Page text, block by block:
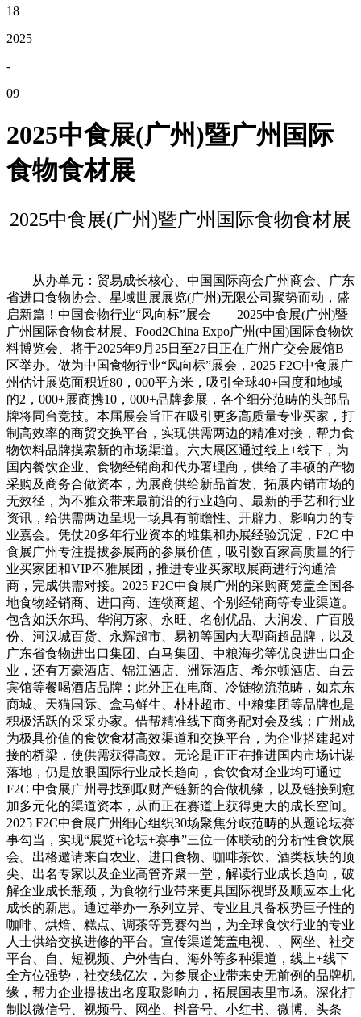
18
2025
-
09
2025中食展(广州)暨广州国际
食物食材展
2025中食展(广州)暨广州国际食物食材展
从办单元：贸易成长核心、中国国际商会广州商会、广东
省进口食物协会、星域世展展览(广州)无限公司聚势而动，盛
启新篇！中国食物行业“风向标”展会——2025中食展(广州)暨
广州国际食物食材展、Food2China Expo广州(中国)国际食物饮
料博览会、将于2025年9月25日至27日正在广州广交会展馆B
区举办。做为中国食物行业“风向标”展会，2025 F2C中食展广
州估计展览面积近80，000平方米，吸引全球40+国度和地域
的2，000+展商携10，000+品牌参展，各个细分范畴的头部品
牌将同台竞技。本届展会旨正在吸引更多高质量专业买家，打
制高效率的商贸交换平台，实现供需两边的精准对接，帮力食
物饮料品牌摸索新的市场渠道。六大展区通过线上+线下，为
国内餐饮企业、食物经销商和代办署理商，供给了丰硕的产物
采购及商务合做资本，为展商供给新品首发、拓展内销市场的
无效径，为不雅众带来最前沿的行业趋向、最新的手艺和行业
资讯，给供需两边呈现一场具有前瞻性、开辟力、影响力的专
业嘉会。凭仗20多年行业资本的堆集和办展经验沉淀，F2C 中
食展广州专注提拔参展商的参展价值，吸引数百家高质量的行
业买家团和VIP不雅展团，推进专业买家取展商进行沟通洽
商，完成供需对接。2025 F2C中食展广州的采购商笼盖全国各
地食物经销商、进口商、连锁商超、个别经销商等专业渠道。
包含如沃尔玛、华润万家、永旺、名创优品、大润发、广百股
份、河汉城百货、永辉超市、易初等国内大型商超品牌，以及
广东省食物进出口集团、白马集团、中粮海劣等优良进出口企
业，还有万豪酒店、锦江酒店、洲际酒店、希尔顿酒店、白云
宾馆等餐喝酒店品牌；此外正在电商、冷链物流范畴，如京东
商城、天猫国际、盒马鲜生、朴朴超市、中粮集团等品牌也是
积极活跃的采采办家。借帮精准线下商务配对会及线；广州成
为极具价值的食饮食材高效渠道和交换平台，为企业搭建起对
接的桥梁，使供需获得高效。无论是正正在推进国内市场计谋
落地，仍是放眼国际行业成长趋向，食饮食材企业均可通过
F2C 中食展广州寻找到取财产链新的合做机缘，以及链接到愈
加多元化的渠道资本，从而正在赛道上获得更大的成长空间。
2025 F2C中食展广州细心组织30场聚焦分歧范畴的从题论坛赛
事勾当，实现“展览+论坛+赛事”三位一体联动的分析性食饮展
会。出格邀请来自农业、进口食物、咖啡茶饮、酒类板块的顶
尖、出名专家以及企业高管齐聚一堂，解读行业成长趋向，破
解企业成长瓶颈，为食物行业带来更具国际视野及顺应本土化
成长的新思。通过举办一系列立异、专业且具备权势巨子性的
咖啡、烘焙、糕点、调茶等竞赛勾当，为全球食饮行业的专业
人士供给交换进修的平台。宣传渠道笼盖电视、、网坐、社交
平台、自、短视频、户外告白、海外等多种渠道，线上+线下
全方位强势，社交线亿次，为参展企业带来史无前例的品牌机
缘，帮力企业提拔出名度取影响力，拓展国表里市场。深化打
制以微信号、视频号、网坐、抖音号、小红书、微博、头条